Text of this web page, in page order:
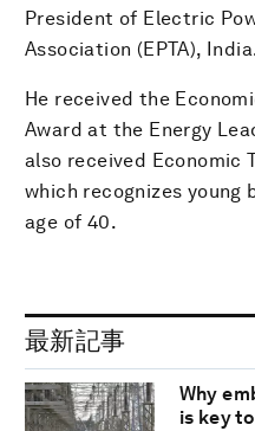
President of Electric
Association (EPTA),
He received the
Award at the Energy
also received Economic
which recognizes young
age of 40.
最新記事
Why
is key